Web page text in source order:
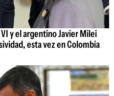
y el argentino Javier Milei
esta vez en Colombia